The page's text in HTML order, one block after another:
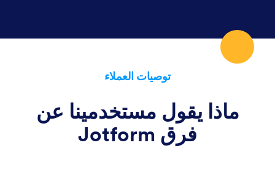
توصيات العملاء
ماذا يقول مستخدمينا عن
فرق Jotform